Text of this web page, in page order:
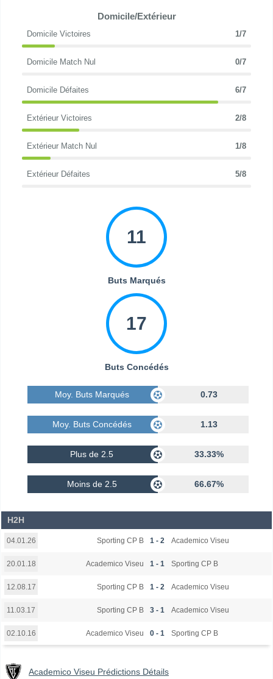
Domicile/Extérieur
Domicile Victoires 1/7
Domicile Match Nul 0/7
Domicile Défaites 6/7
Extérieur Victoires 2/8
Extérieur Match Nul 1/8
Extérieur Défaites 5/8
11
Buts Marqués
17
Buts Concédés
Moy. Buts Marqués 0.73
Moy. Buts Concédés 1.13
Plus de 2.5 33.33%
Moins de 2.5 66.67%
H2H
04.01.26 Sporting CP B 1 - 2 Academico Viseu
20.01.18 Academico Viseu 1 - 1 Sporting CP B
12.08.17 Sporting CP B 1 - 2 Academico Viseu
11.03.17 Sporting CP B 3 - 1 Academico Viseu
02.10.16 Academico Viseu 0 - 1 Sporting CP B
Academico Viseu Prédictions Détails